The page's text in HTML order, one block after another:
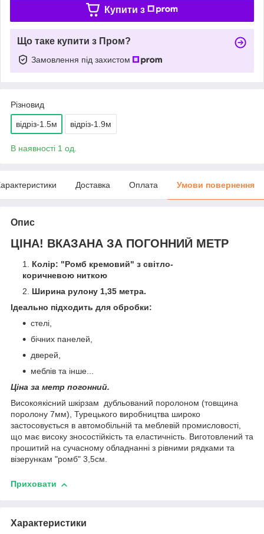
Купити з
Що таке купити з Пром?
Замовлення під захистом
Різновид
відріз-1.5м відріз-1.9м
В наявності 1 од.
Доставка Оплата Умови повернення
Опис
ЦІНА! ВКАЗАНА ЗА ПОГОННИЙ МЕТР
Колір: "Ромб кремовий" з світло-
коричневою ниткою
Ширина рулону 1,35 метра.
Ідеально підходить для обробки:
стелі,
бічних панелей,
дверей,
меблів та інше...
Ціна за метр погонний.
Високоякісний шкірзам дубльований поролоном (товщина
поролону 7мм), Турецького виробництва широко
застосовується в автомобільній та меблевій промисловості,
що має високу зносостійкість та еластичність. Виготовлений та
прошитий на сучасному обладнанні з рівними рядками та
візерункам "ромб" 3,5см.
Приховати
Характеристики